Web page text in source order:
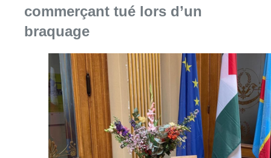
commerçant tué lors d’un
braquage